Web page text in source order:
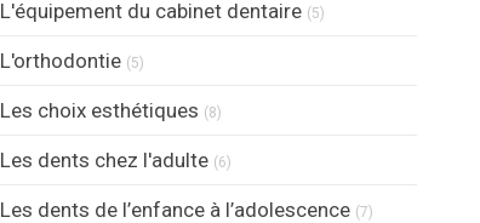
L'équipement du cabinet dentaire (5)
L'orthodontie (5)
Les choix esthétiques (8)
Les dents chez l'adulte (6)
Les dents de l’enfance à l’adolescence (7)